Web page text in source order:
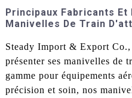
Principaux Fabricants Et
Manivelles De Train
Steady Import & Export
présenter ses manivelles de
gamme pour équipements
précision et soin, nos